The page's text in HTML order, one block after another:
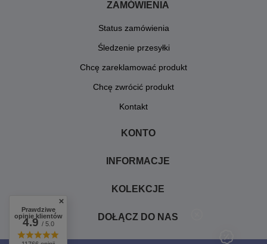
ZAMÓWIENIA
Status zamówienia
Śledzenie przesyłki
Chcę zareklamować produkt
Chcę zwrócić produkt
Kontakt
KONTO
INFORMACJE
KOLEKCJE
DOŁĄCZ DO NAS
Prawdziwe
opinie klientów
4.9/ 5.0